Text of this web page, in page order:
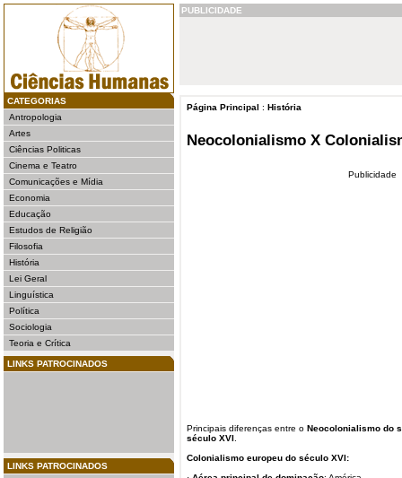
CATEGORIAS
Antropologia
Artes
Ciências Politicas
Cinema e Teatro
Comunicações e Mídia
Economia
Educação
Estudos de Religião
Filosofia
História
Lei Geral
Linguística
Política
Sociologia
Teoria e Crítica
LINKS PATROCINADOS
LINKS PATROCINADOS
PUBLICIDADE
Página Principal : História
Neocolonialismo X
Publicidade
Principais diferenças entre o Neocolonialismo do
século XVI
Colonialismo europeu do século XVI: